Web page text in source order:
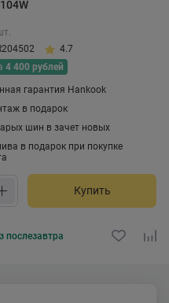
4.7
4 400 рублей
гарантия Hankook
в подарок
шин в зачет новых
в подарок при покупке
Купить
послезавтра